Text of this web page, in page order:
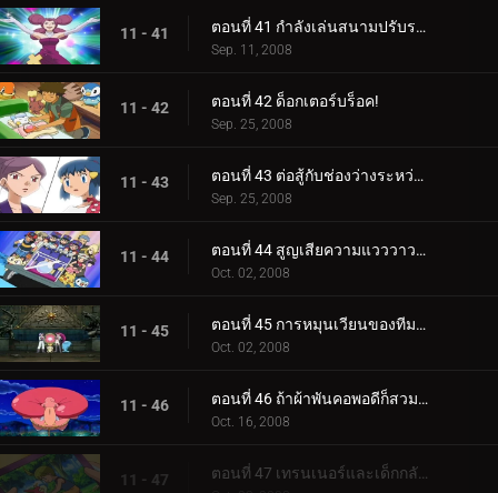
11 - 41 ตอนที่ 41 กำลังเล่นสนามปรับระดับ!
Sep. 11, 2008
11 - 42 ตอนที่ 42 ด็อกเตอร์บร็อค!
Sep. 25, 2008
11 - 43 ตอนที่ 43 ต่อสู้กับช่องว่างระหว่างรุ่น!
Sep. 25, 2008
11 - 44 ตอนที่ 44 สูญเสียความแวววาวไป!
Oct. 02, 2008
11 - 45 ตอนที่ 45 การหมุนเวียนของทีมสองเท่า!
Oct. 02, 2008
11 - 46 ตอนที่ 46 ถ้าผ้าพันคอพอดีก็สวมเลย!
Oct. 16, 2008
11 - 47